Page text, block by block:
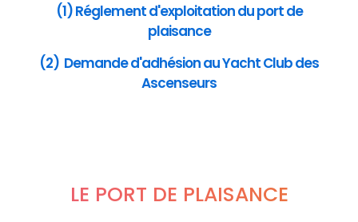
(1) Réglement d'exploitation du port de
plaisance
(2) Demande d'adhésion au Yacht Club des
Ascenseurs
LE PORT DE PLAISANCE